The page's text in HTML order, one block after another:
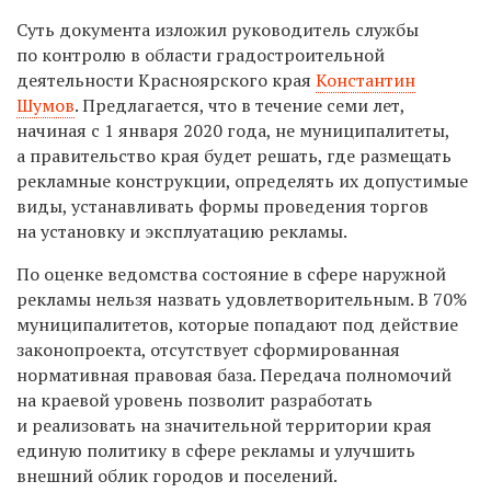
Суть документа изложил руководитель службы
по контролю в области градостроительной
деятельности Красноярского края Константин
Шумов. Предлагается, что в течение семи лет,
начиная с 1 января 2020 года, не муниципалитеты,
а правительство края будет решать, где размещать
рекламные конструкции, определять их допустимые
виды, устанавливать формы проведения торгов
на установку и эксплуатацию рекламы.
По оценке ведомства состояние в сфере наружной
рекламы нельзя назвать удовлетворительным. В 70%
муниципалитетов, которые попадают под действие
законопроекта, отсутствует сформированная
нормативная правовая база. Передача полномочий
на краевой уровень позволит разработать
и реализовать на значительной территории края
единую политику в сфере рекламы и улучшить
внешний облик городов и поселений.